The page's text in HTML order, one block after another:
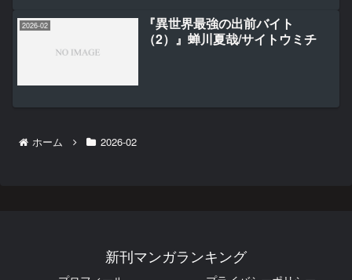
2026-02
『異世界最強の出前バイト
（2）』蝉川夏哉/サイトウミチ
ホーム 2026-02
新刊マンガランキング